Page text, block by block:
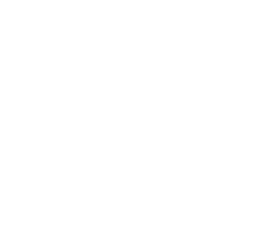
voorkomende non-conformiteiten
– en controlecertificaten (COI) die
informatie ontbreekt op het COI,
er 44 eerste vaststellingen
Dit laatste kan een serieus verlies
niet vermelden van het
van biologische- en